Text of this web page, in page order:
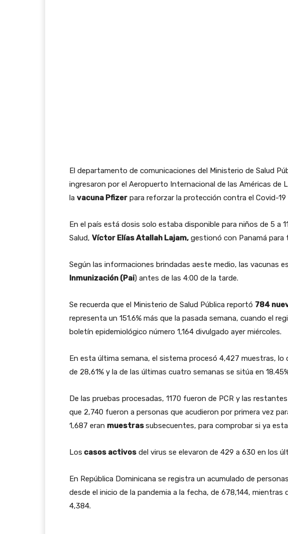
El departamento de comunicaciones del Ministerio de Salud
ingresaron por el Aeropuerto Internacional de las Américas de
la vacuna Pfizer para reforzar la protección contra el Covid-19
En el país está dosis solo estaba disponible para niños de 5 a
Salud, Víctor Elías Atallah Lajam, gestionó con Panamá para
Según las informaciones brindadas aeste medio, las vacunas
Inmunización (Pai) antes de las 4:00 de la tarde.
Se recuerda que el Ministerio de Salud Pública reportó 784
representa un 151.6% más que la pasada semana, cuando el
boletín epidemiológico número 1,164 divulgado ayer miércoles.
En esta última semana, el sistema procesó 4,427 muestras, lo
de 28,61% y la de las últimas cuatro semanas se sitúa en
De las pruebas procesadas, 1170 fueron de PCR y las
que 2,740 fueron a personas que acudieron por primera vez
1,687 eran muestrassubsecuentes, para comprobar si ya
Los casos activos del virus se elevaron de 429 a 630 en los
En República Dominicana se registra un acumulado de
desde el inicio de la pandemia a la fecha, de 678,144,
4,384.